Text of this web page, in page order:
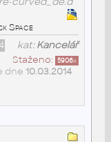
Space
kat:Kancelář
Staženo: 5906x
dne 10.03.2014